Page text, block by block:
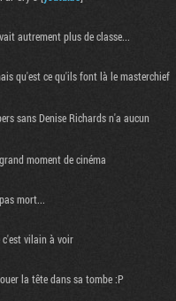
autrement plus de classe...
qu'est ce qu'ils font là le masterchief
sans Denise Richards n'a aucun
moment de cinéma
mort...
c'est vilain à voir
la tête dans sa tombe :P